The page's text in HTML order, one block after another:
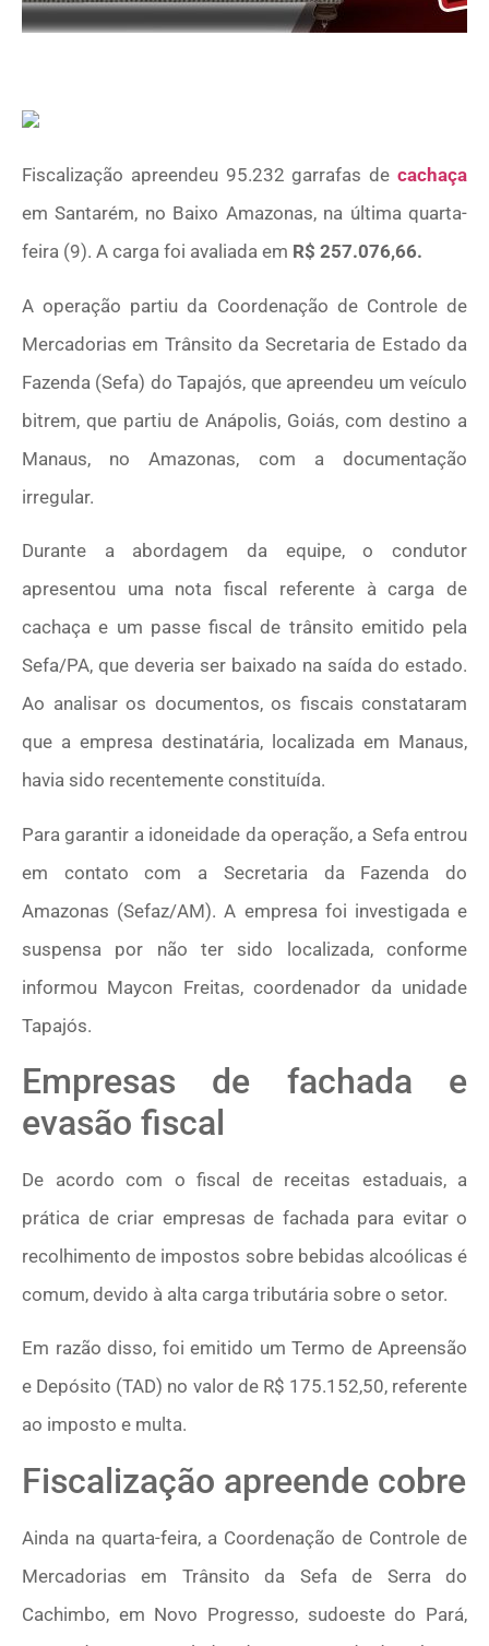
Fiscalização apreendeu 95.232 garrafas de cachaça
em Santarém, no Baixo Amazonas, na última quarta-
feira (9). A carga foi avaliada em R$ 257.076,66.
A operação partiu da Coordenação de Controle de
Mercadorias em Trânsito da Secretaria de Estado da
Fazenda (Sefa) do Tapajós, que apreendeu um veículo
bitrem, que partiu de Anápolis, Goiás, com destino a
Manaus, no Amazonas, com a documentação
irregular.
Durante a abordagem da equipe, o condutor
apresentou uma nota fiscal referente à carga de
cachaça e um passe fiscal de trânsito emitido pela
Sefa/PA, que deveria ser baixado na saída do estado.
Ao analisar os documentos, os fiscais constataram
que a empresa destinatária, localizada em Manaus,
havia sido recentemente constituída.
Para garantir a idoneidade da operação, a Sefa entrou
em contato com a Secretaria da Fazenda do
Amazonas (Sefaz/AM). A empresa foi investigada e
suspensa por não ter sido localizada, conforme
informou Maycon Freitas, coordenador da unidade
Tapajós.
Empresas de fachada e
evasão fiscal
De acordo com o fiscal de receitas estaduais, a
prática de criar empresas de fachada para evitar o
recolhimento de impostos sobre bebidas alcoólicas é
comum, devido à alta carga tributária sobre o setor.
Em razão disso, foi emitido um Termo de Apreensão
e Depósito (TAD) no valor de R$ 175.152,50, referente
ao imposto e multa.
Fiscalização apreende cobre
Ainda na quarta-feira, a Coordenação de Controle de
Mercadorias em Trânsito da Sefa de Serra do
Cachimbo, em Novo Progresso, sudoeste do Pará,